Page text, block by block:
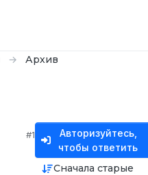
Архив
#1
Авторизуйтесь,
чтобы ответить
Сначала старые